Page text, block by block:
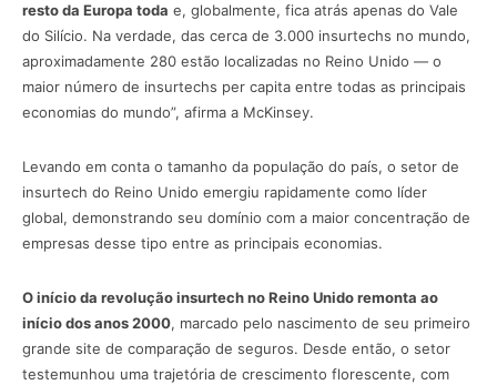
resto da Europa toda e, globalmente, fica atrás apenas do Vale
do Silício. Na verdade, das cerca de 3.000 insurtechs no mundo,
aproximadamente 280 estão localizadas no Reino Unido — o
maior número de insurtechs per capita entre todas as principais
economias do mundo”, afirma a McKinsey.
Levando em conta o tamanho da população do país, o setor de
insurtech do Reino Unido emergiu rapidamente como líder
global, demonstrando seu domínio com a maior concentração de
empresas desse tipo entre as principais economias.
O início da revolução insurtech no Reino Unido remonta ao
início dos anos 2000, marcado pelo nascimento de seu primeiro
grande site de comparação de seguros. Desde então, o setor
testemunhou uma trajetória de crescimento florescente, com